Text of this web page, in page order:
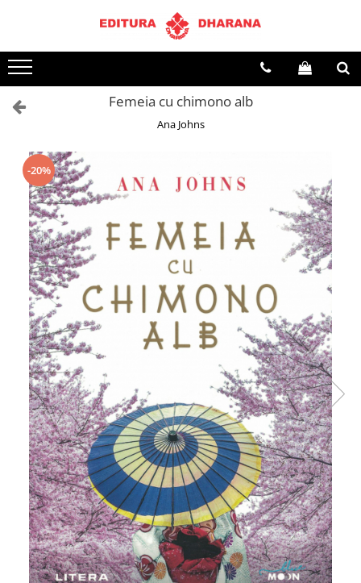
Toate Produsele
CARTI EDITURA DHARANA
OFERTE LA PACHET
Terapii
Dietoterapie
Dezvoltare personala
Spiritualitate
Arta
AUDIOBOOK
Business, Economie
Carti pentru copii
Diverse
Filosofie
Istorie
Literatura
Psihologie
Sanatate
Sociologie
Stiinta
Femeia cu chimono alb
Ana Johns
-20%